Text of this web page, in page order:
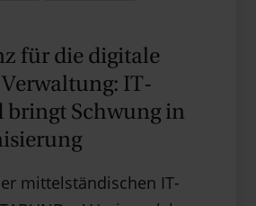
für die digitale
IT-
Schwung in
mittelständischen IT-